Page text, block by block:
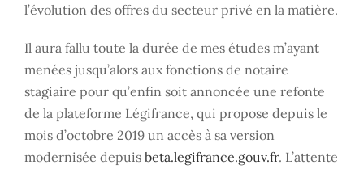
l’évolution des offres du secteur privé en la matière.
Il aura fallu toute la durée de mes études m’ayant
menées jusqu’alors aux fonctions de notaire
stagiaire pour qu’enfin soit annoncée une refonte
de la plateforme Légifrance, qui propose depuis le
mois d’octobre 2019 un accès à sa version
modernisée depuis beta.legifrance.gouv.fr. L’attente